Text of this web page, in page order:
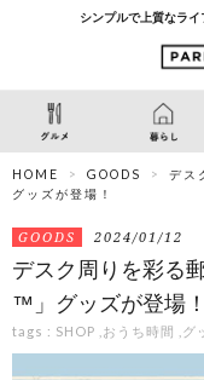
シンプルで上質なラ
HOME GOODS
デス
グッズが登場！
GOODS 2024/01/12
デスク周りを彩る
™」グッズが登場！
tags : SHOP おうち時間 グ